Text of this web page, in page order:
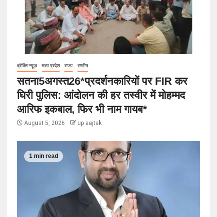
ब्रेकिंग न्यूज़ मध्य प्रदेश राज्य राष्टीय
सतना5अगस्त26*प्रदर्शनकारियों पर FIR कर
घिरी पुलिस: आंदोलन की हर तस्वीर में मोहम्मद
आरिफ इकबाल, फिर भी नाम गायब*
August 5, 2026 up aajtak
1 min read